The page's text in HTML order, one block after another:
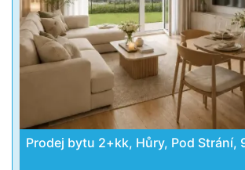
Prodej bytu 2+kk, Hůry, Pod Strání,